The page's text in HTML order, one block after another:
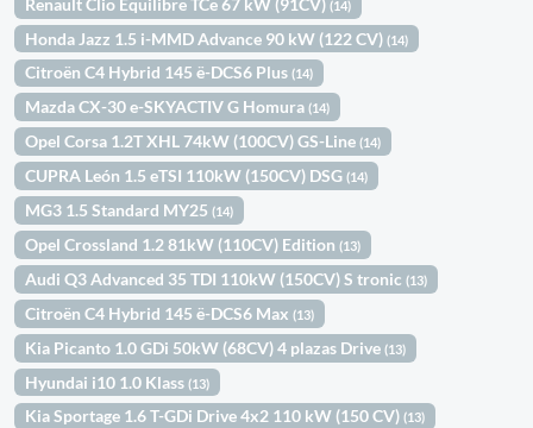
(14)
Honda Jazz 1.5 i-MMD Advance 90 kW (122 CV)(14)
Citroën C4 Hybrid 145 ë-DCS6 Plus(14)
Mazda CX-30 e-SKYACTIV G Homura(14)
Opel Corsa 1.2T XHL 74kW (100CV) GS-Line(14)
CUPRA León 1.5 eTSI 110kW (150CV) DSG(14)
MG3 1.5 Standard MY25(14)
Opel Crossland 1.2 81kW (110CV) Edition(13)
Audi Q3 Advanced 35 TDI 110kW (150CV) S tronic(13)
Citroën C4 Hybrid 145 ë-DCS6 Max(13)
Kia Picanto 1.0 GDi 50kW (68CV) 4 plazas Drive(13)
Hyundai i10 1.0 Klass(13)
Kia Sportage 1.6 T-GDi Drive 4x2 110 kW (150 CV)(13)